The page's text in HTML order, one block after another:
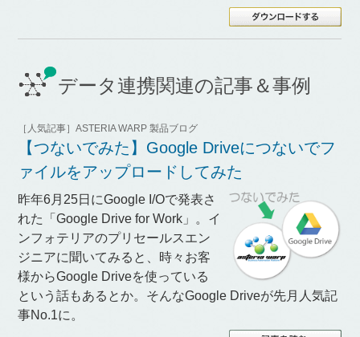
データ連携関連の記事＆事例
［人気記事］ASTERIA WARP 製品ブログ
【つないでみた】Google Driveにつないでフ
ァイルをアップロードしてみた
昨年6月25日にGoogle I/Oで発表さ
れた「Google Drive for Work」。イ
ンフォテリアのプリセールスエン
ジニアに聞いてみると、時々お客
様からGoogle Driveを使っている
という話もあるとか。そんなGoogle Driveが先月人気記
事No.1に。